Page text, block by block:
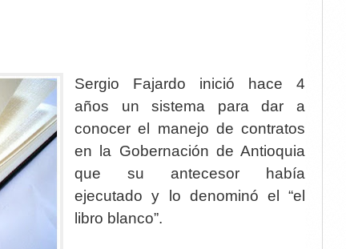
Sergio Fajardo inició hace 4
años un sistema para dar a
conocer el manejo de contratos
en la Gobernación de Antioquia
que su antecesor había
ejecutado y lo denominó el “el
libro blanco”.